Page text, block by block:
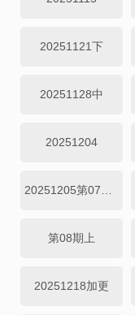
20251121下
20251128中
20251204
第08期上
20251218加更